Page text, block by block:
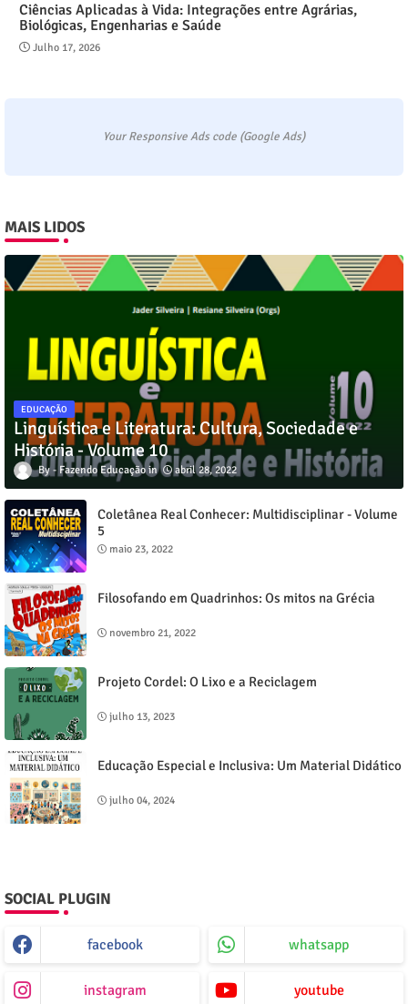
Ciências Aplicadas à Vida: Integrações entre Agrárias,
Biológicas, Engenharias e Saúde
Julho 17, 2026
Your Responsive Ads code (Google Ads)
MAIS LIDOS
EDUCAÇÃO
Linguística e Literatura: Cultura, Sociedade e
História - Volume 10
Fazendo Educação abril 28, 2022
Coletânea Real Conhecer: Multidisciplinar - Volume
5
maio 23, 2022
Filosofando em Quadrinhos: Os mitos na Grécia
novembro 21, 2022
Projeto Cordel: O Lixo e a Reciclagem
julho 13, 2023
Educação Especial e Inclusiva: Um Material Didático
julho 04, 2024
SOCIAL PLUGIN
facebook whatsapp
instagram youtube